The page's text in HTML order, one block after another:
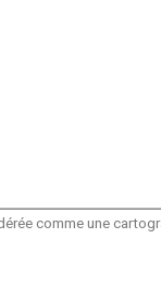
comme une